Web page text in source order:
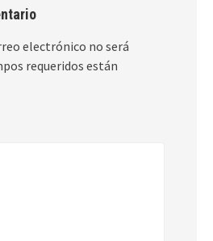
electrónico no será
requeridos están